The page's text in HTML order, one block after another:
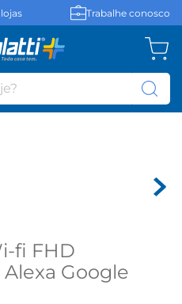
Trabalhe conosco
fi FHD
Google